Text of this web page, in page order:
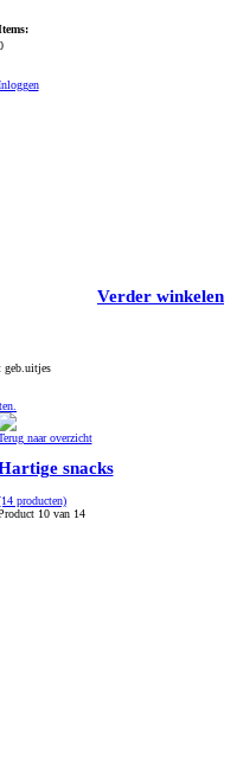
Verder winkelen
geb.uitjes
naar overzicht
snacks
producten)
10 van 14